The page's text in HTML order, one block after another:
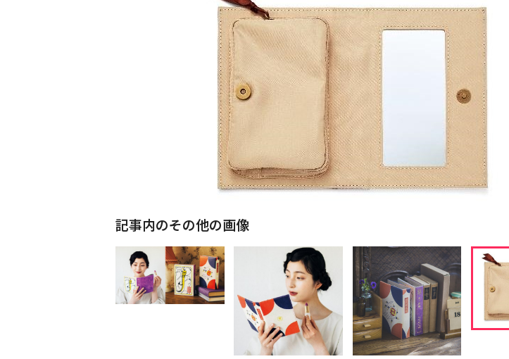
記事内のその他の画像